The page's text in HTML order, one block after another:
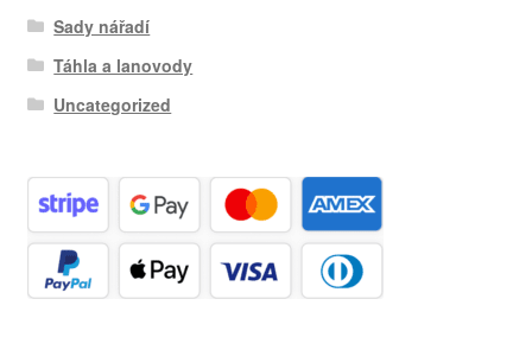
Sady nářadí
Táhla a lanovody
Uncategorized